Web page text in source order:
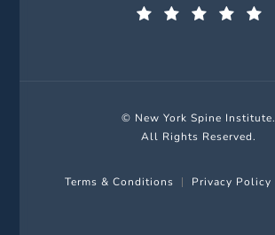
© New York Spine Institute.
All Rights Reserved.
Terms & Conditions Privacy Policy